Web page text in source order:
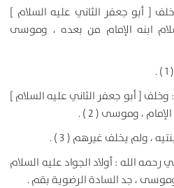
[ أبو جعفر الثاني عليه السلام ]
ابنه الإمام من بعده ، وموسى
وخلف [ أبو جعفر الثاني عليه السلام ]
، وموسى ( 2 ) .
، ولم يخلف غيرهم ( 3 ) .
الله : أولاد الجواد عليه السلام
، جد السادة الرضوية بقم .